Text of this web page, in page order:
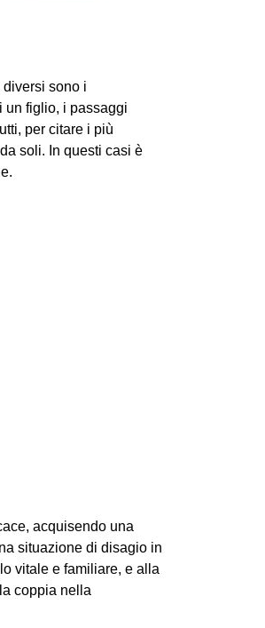
sono i
un figlio, i passaggi
per citare i più
soli. In questi casi è
acquisendo una
situazione di disagio in
vitale e familiare, e alla
coppia nella